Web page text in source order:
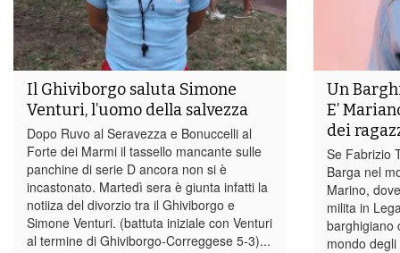
Il Ghiviborgo saluta Simone
Venturi, l’uomo della salvezza
Dopo Ruvo al Seravezza e Bonuccelli al
Forte dei Marmi il tassello mancante sulle
panchine di serie D ancora non si è
incastonato. Martedì sera è giunta infatti la
notiiza del divorzio tra il Ghiviborgo e
Simone Venturi. (battuta iniziale con Venturi
al termine di Ghiviborgo-Correggese 5-3)...
Un
E’
dei
Se Fabrizio
Barga nel
Marino,
milita in
barghigiano
mondo